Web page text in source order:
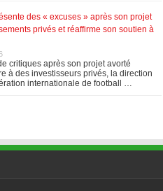
des « excuses » après son projet
privés et réaffirme son soutien à
critiques après son projet avorté
à des investisseurs privés, la direction
internationale de football …